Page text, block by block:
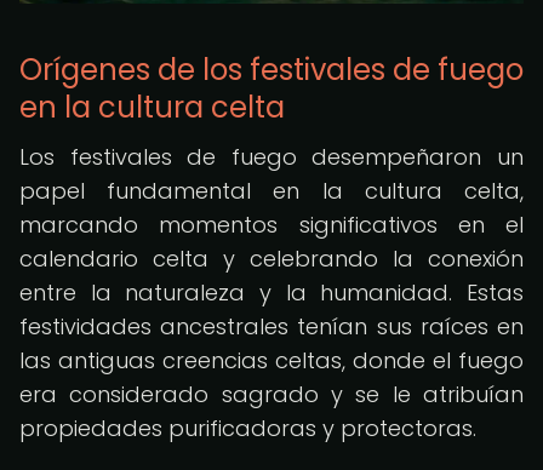
Orígenes de los festivales de fuego
en la cultura celta
Los festivales de fuego desempeñaron un
papel fundamental en la cultura celta,
marcando momentos significativos en el
calendario celta y celebrando la conexión
entre la naturaleza y la humanidad. Estas
festividades ancestrales tenían sus raíces en
las antiguas creencias celtas, donde el fuego
era considerado sagrado y se le atribuían
propiedades purificadoras y protectoras.